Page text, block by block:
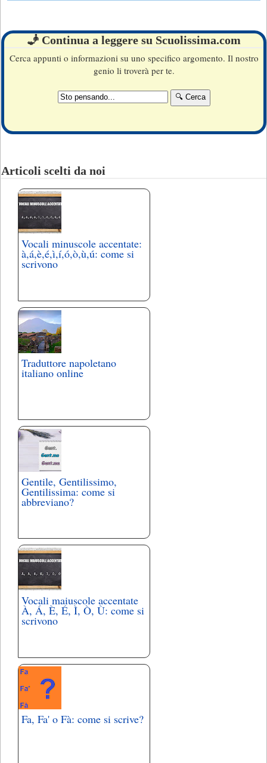
🧞 Continua a leggere su Scuolissima.com
Cerca appunti o informazioni su uno specifico argomento. Il nostro
genio li troverà per te.
Articoli scelti da noi
Vocali minuscole accentate:
à,á,è,é,ì,í,ó,ò,ù,ú: come si
scrivono
Traduttore napoletano
italiano online
Gentile, Gentilissimo,
Gentilissima: come si
abbreviano?
Vocali maiuscole accentate
À, Á, È, É, Ì, Ò, Ù: come si
scrivono
Fa, Fa' o Fà: come si scrive?